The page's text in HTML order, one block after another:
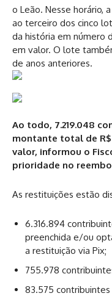
o Leão. Nesse horário,
ao terceiro dos cinco
da história em número
em valor. O lote
de anos anteriores.
Ao todo, 7.219.048
montante total de
valor, informou o
prioridade no
As restituições estão
6.316.894
preenchida e/ou
a restituição via Pix;
755.978
83.575